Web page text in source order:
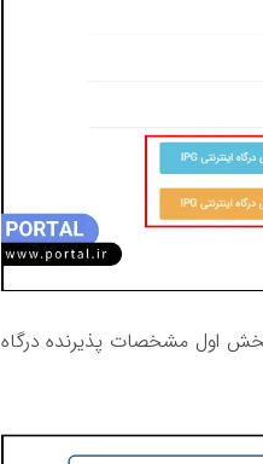
اول مشخصات پذیرنده درگاه